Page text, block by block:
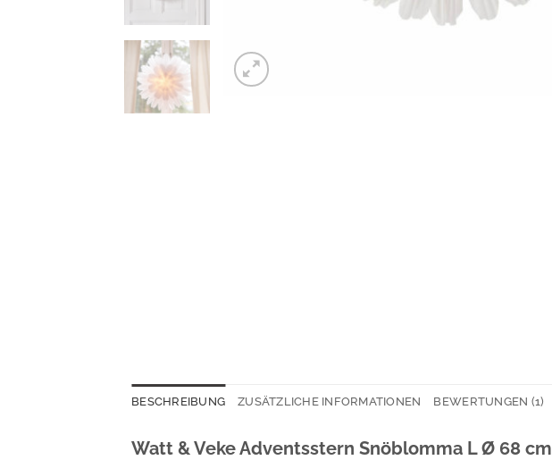
BESCHREIBUNG ZUSÄTZLICHE INFORMATIONEN BEWERTUNGEN (1)
Watt & Veke Adventsstern Snöblomma L Ø 68 cm